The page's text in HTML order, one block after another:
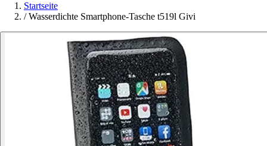
Startseite
/ Wasserdichte Smartphone-Tasche t519l Givi